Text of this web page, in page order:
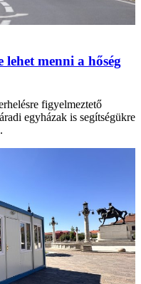
menni a hőség
figyelmeztető
egyházak is segítségükre